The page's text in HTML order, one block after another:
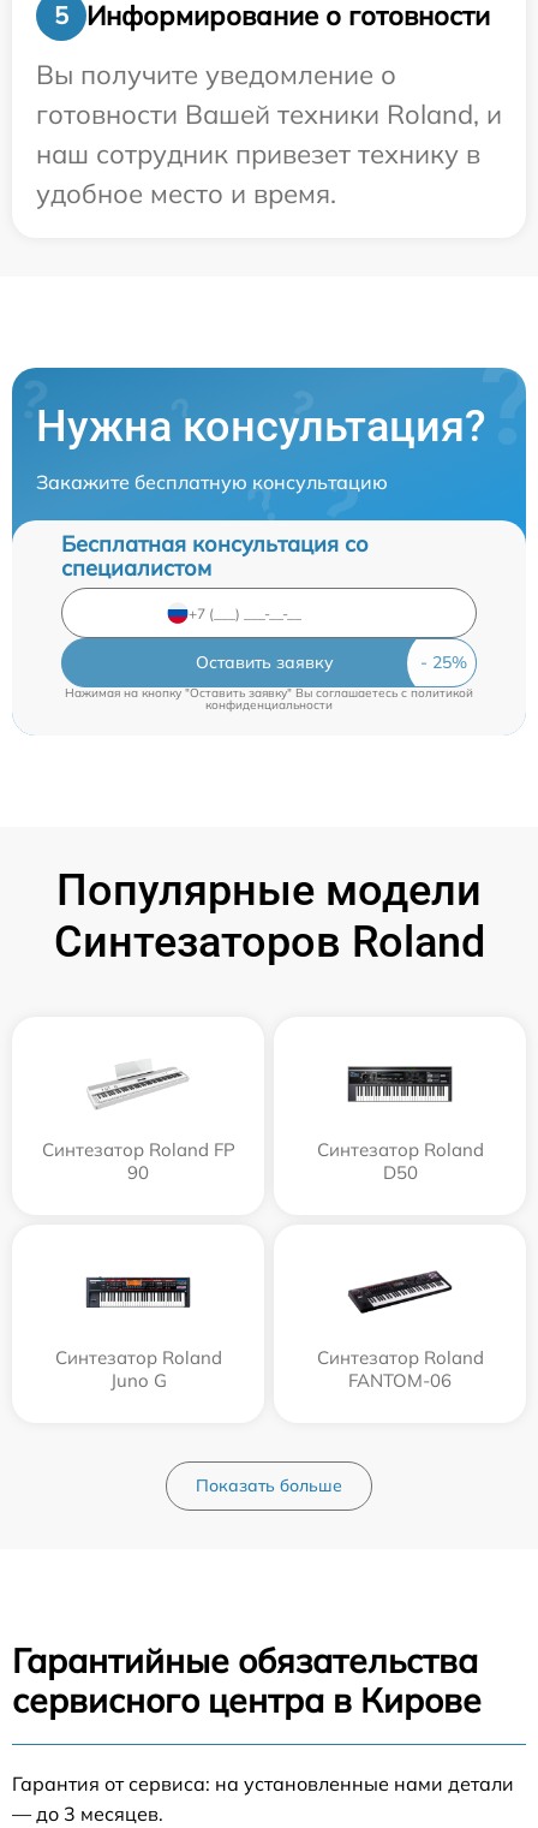
5
Информирование о готовности
Вы получите уведомление о
готовности Вашей техники Roland, и
наш сотрудник привезет технику в
удобное место и время.
Нужна консультация?
Закажите бесплатную консультацию
Бесплатная консультация со
специалистом
Оставить заявку
Нажимая на кнопку "Оставить заявку" Вы соглашаетесь c политикой
конфиденциальности
Популярные модели
Синтезаторов Roland
Синтезатор Roland FP
90
Синтезатор Roland
D50
Синтезатор Roland
Juno G
Синтезатор Roland
FANTOM-06
Показать больше
Гарантийные обязательства
сервисного центра в Кирове
Гарантия от сервиса: на установленные нами детали
— до 3 месяцев.